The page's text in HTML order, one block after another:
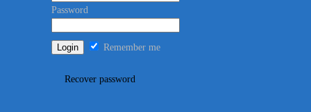
Password
Remember me
Recover password